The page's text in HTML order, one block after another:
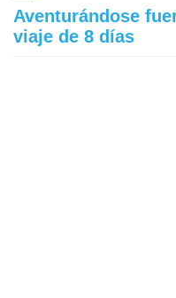
Aventurándose
viaje de 8 días